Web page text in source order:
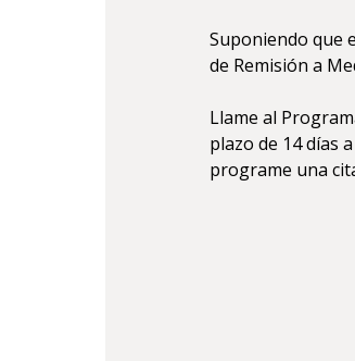
Suponiendo que
de Remisión a
Llame al
plazo de 14 días
programe una